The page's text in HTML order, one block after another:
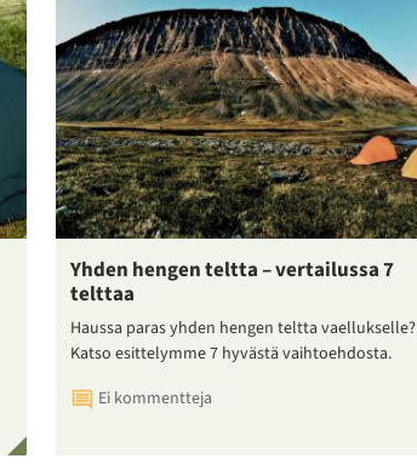
Yhden hengen teltta – vertailussa 7
telttaa
Haussa paras yhden hengen teltta vaellukselle?
Katso esittelymme 7 hyvästä vaihtoehdosta.
Ei kommentteja